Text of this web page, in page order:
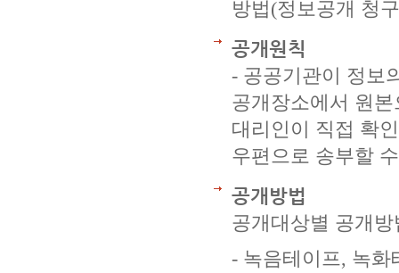
방법(정보공개 청
공개원칙
- 공공기관이 정보
공개장소에서 원
대리인이 직접 확
우편으로 송부할
공개방법
공개대상별 공개
- 녹음테이프, 녹화